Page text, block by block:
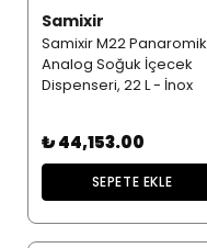
Samixir
Samixir M22 Panaromik
Analog Soğuk İçecek
Dispenseri, 22 L - İnox
₺ 44,153.00
SEPETE EKLE